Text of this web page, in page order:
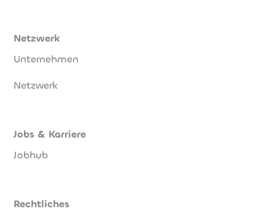
Netzwerk
Unternehmen
Netzwerk
Jobs & Karriere
Jobhub
Rechtliches